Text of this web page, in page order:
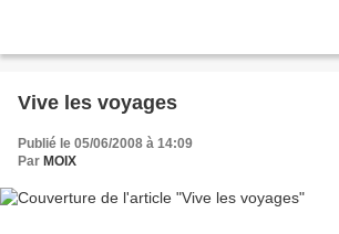
Vive les voyages
Publié le 05/06/2008 à 14:09
Par MOIX